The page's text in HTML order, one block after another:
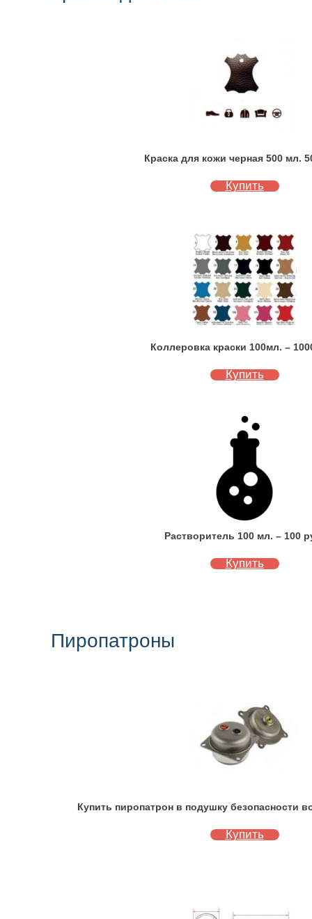
Краска для кожи черная 500 мл.
Купить
Коллеровка краски 100мл. –
Купить
Растворитель 100 мл. – 100
Купить
Пиропатроны
Купить пиропатрон в подушку безопасности
Купить